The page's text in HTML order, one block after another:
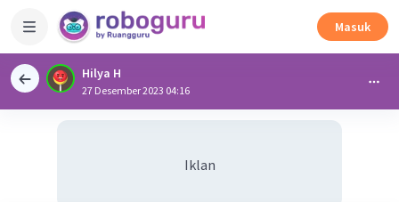
Masuk
Hilya H
27 Desember 2023 04:16
Iklan